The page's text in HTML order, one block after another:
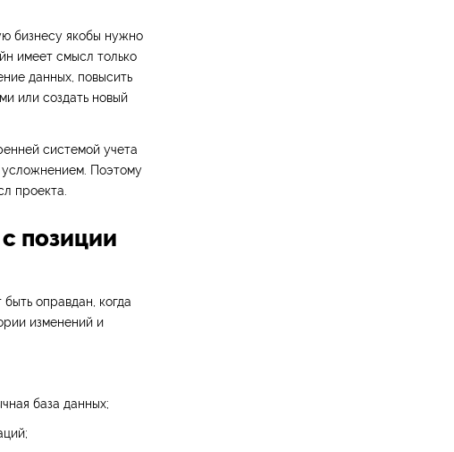
бизнесу якобы нужно
имеет смысл только
данных, повысить
или создать новый
системой учета
Поэтому
проекта.
позиции
оправдан, когда
изменений и
база данных;